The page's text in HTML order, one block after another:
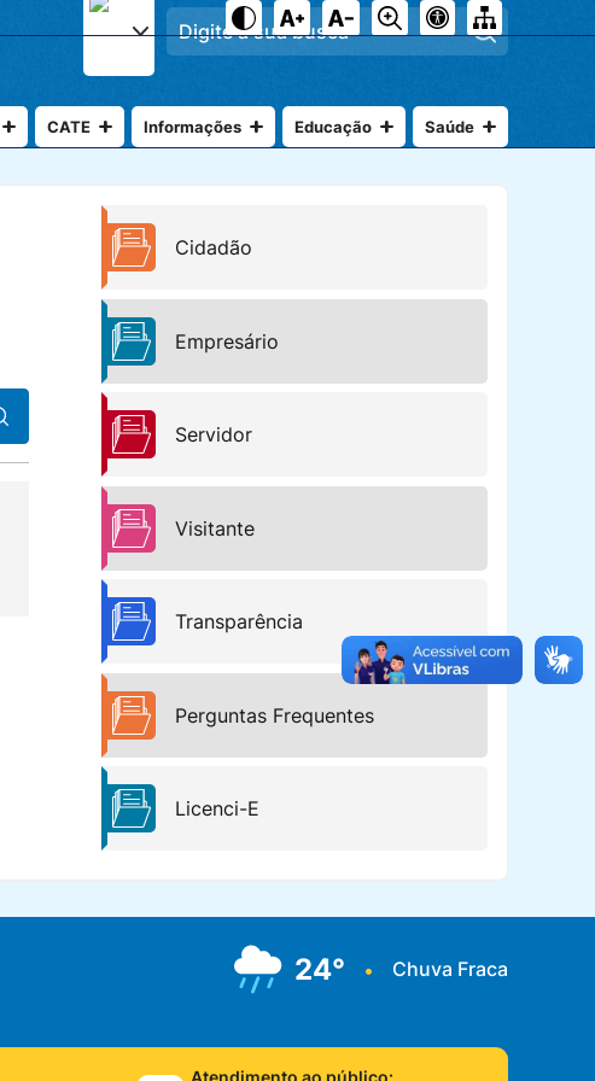
CATE Informações Educação Saúde
Cidadão
Empresário
Servidor
Visitante
Transparência
Perguntas Frequentes
Licenci-E
24° • Chuva Fraca
Atendimento ao público: